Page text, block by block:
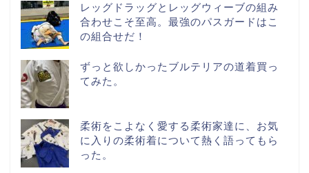
レッグドラッグとレッグウィーブの組み
合わせこそ至高。最強のパスガードはこ
の組合せだ！
ずっと欲しかったブルテリアの道着買っ
てみた。
柔術をこよなく愛する柔術家達に、お気
に入りの柔術着について熱く語ってもら
った。